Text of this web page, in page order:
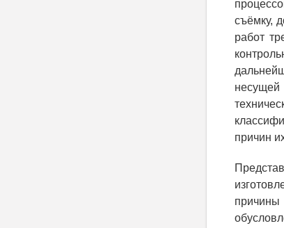
съёмку,
работ
несущей
причин